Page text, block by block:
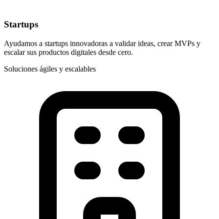
Startups
Ayudamos a startups innovadoras a validar ideas, crear MVPs y
escalar sus productos digitales desde cero.
Soluciones ágiles y escalables